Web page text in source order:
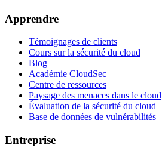
Apprendre
Témoignages de clients
Cours sur la sécurité du cloud
Blog
Académie CloudSec
Centre de ressources
Paysage des menaces dans le cloud
Évaluation de la sécurité du cloud
Base de données de vulnérabilités
Entreprise